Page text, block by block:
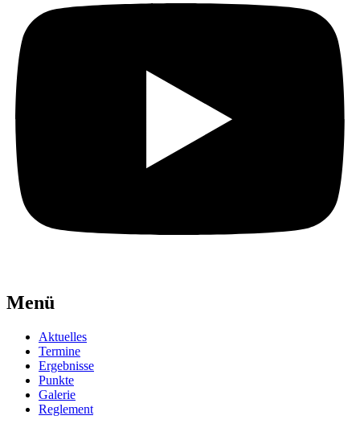
Menü
Aktuelles
Termine
Ergebnisse
Punkte
Galerie
Reglement